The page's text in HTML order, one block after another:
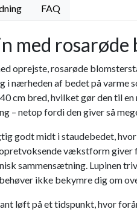
FAQ
med rosarøde
oprejste, rosarøde
i nærheden af bedet på
cm bred, hvilket gør den til
– netop fordi den giver så
godt midt i staudebedet,
vækstform
sammensætning. Lupinen
ikke bekymre dig om
løft på et tidspunkt, hvor